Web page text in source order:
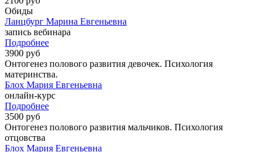
Обиды
Ланцбург Марина Евгеньевна
запись вебинара
Подробнее
3900 руб
Онтогенез полового развития девочек. Психология
материнства.
Блох Мария Евгеньевна
онлайн-курс
Подробнее
3500 руб
Онтогенез полового развития мальчиков. Психология
отцовства
Блох Мария Евгеньевна